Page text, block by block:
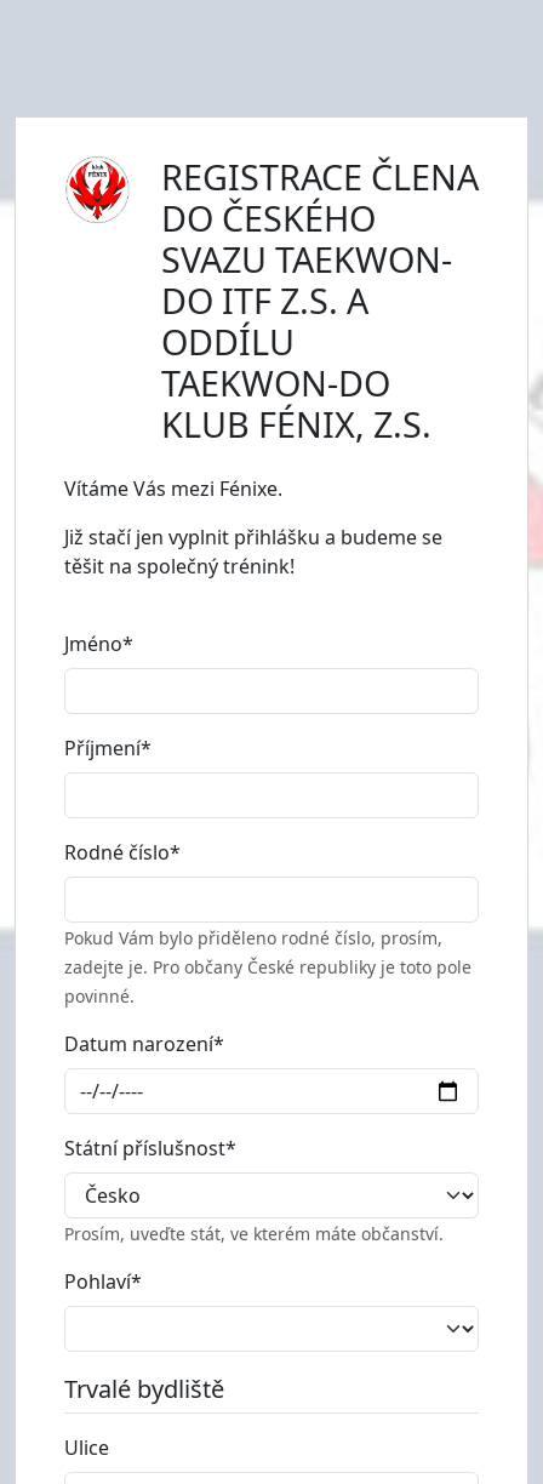
REGISTRACE ČLENA
DO ČESKÉHO
SVAZU TAEKWON-
DO ITF Z.S. A
ODDÍLU
TAEKWON-DO
KLUB FÉNIX, Z.S.
Vítáme Vás mezi Fénixe.
Již stačí jen vyplnit přihlášku a budeme se
těšit na společný trénink!
Jméno*
Příjmení*
Rodné číslo*
Pokud Vám bylo přiděleno rodné číslo, prosím,
zadejte je. Pro občany České republiky je toto pole
povinné.
Datum narození*
Státní příslušnost*
Prosím, uveďte stát, ve kterém máte občanství.
Pohlaví*
Trvalé bydliště
Ulice